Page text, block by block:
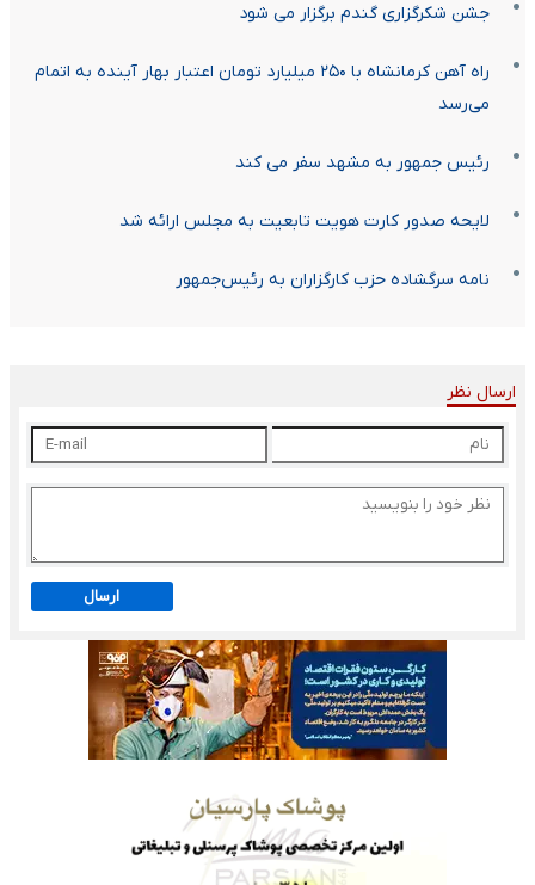
جشن شکرگزاری گندم برگزار می شود
راه آهن کرمانشاه با ۲۵۰ میلیارد تومان اعتبار بهار آینده به اتمام
می‌رسد
رئیس جمهور به مشهد سفر می کند
لایحه صدور کارت هویت تابعیت به مجلس ارائه شد
نامه سرگشاده حزب کارگزاران به رئیس‌جمهور
ارسال نظر
ارسال